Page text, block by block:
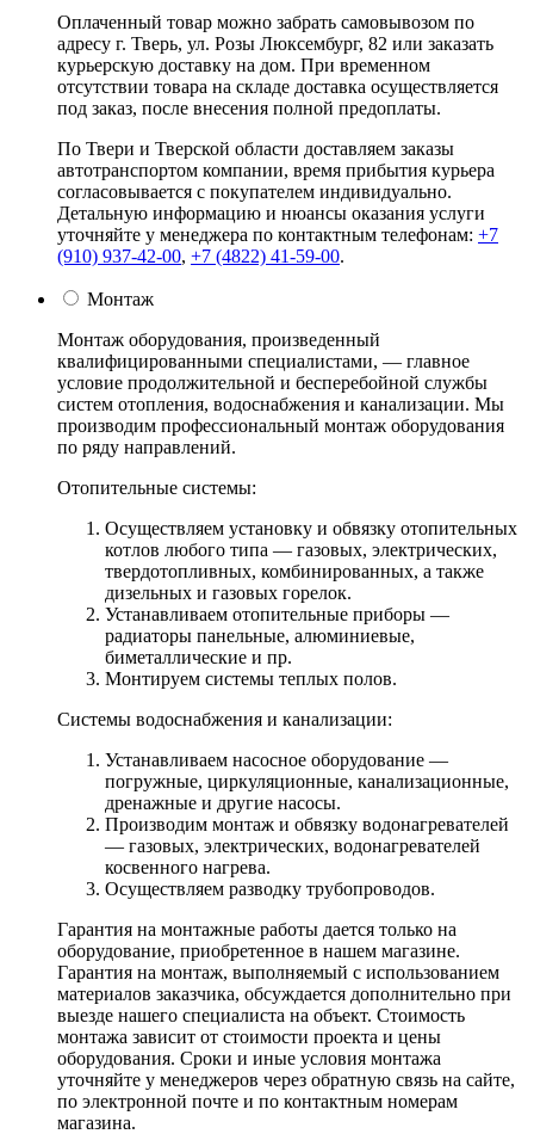
Оплаченный товар можно забрать самовывозом по
адресу г. Тверь, ул. Розы Люксембург, 82 или заказать
курьерскую доставку на дом. При временном
отсутствии товара на складе доставка осуществляется
под заказ, после внесения полной предоплаты.
По Твери и Тверской области доставляем заказы
автотранспортом компании, время прибытия курьера
согласовывается с покупателем индивидуально.
Детальную информацию и нюансы оказания услуги
уточняйте у менеджера по контактным телефонам: +7
(910) 937-42-00, +7 (4822) 41-59-00.
Монтаж
Монтаж оборудования, произведенный
квалифицированными специалистами, — главное
условие продолжительной и бесперебойной службы
систем отопления, водоснабжения и канализации. Мы
производим профессиональный монтаж оборудования
по ряду направлений.
Отопительные системы:
Осуществляем установку и обвязку отопительных
котлов любого типа — газовых, электрических,
твердотопливных, комбинированных, а также
дизельных и газовых горелок.
Устанавливаем отопительные приборы —
радиаторы панельные, алюминиевые,
биметаллические и пр.
Монтируем системы теплых полов.
Системы водоснабжения и канализации:
Устанавливаем насосное оборудование —
погружные, циркуляционные, канализационные,
дренажные и другие насосы.
Производим монтаж и обвязку водонагревателей
— газовых, электрических, водонагревателей
косвенного нагрева.
Осуществляем разводку трубопроводов.
Гарантия на монтажные работы дается только на
оборудование, приобретенное в нашем магазине.
Гарантия на монтаж, выполняемый с использованием
материалов заказчика, обсуждается дополнительно при
выезде нашего специалиста на объект. Стоимость
монтажа зависит от стоимости проекта и цены
оборудования. Сроки и иные условия монтажа
уточняйте у менеджеров через обратную связь на сайте,
по электронной почте и по контактным номерам
магазина.